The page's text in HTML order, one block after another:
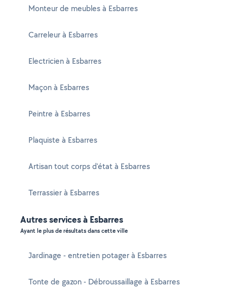
Monteur de meubles à Esbarres
Carreleur à Esbarres
Electricien à Esbarres
Maçon à Esbarres
Peintre à Esbarres
Plaquiste à Esbarres
Artisan tout corps d'état à Esbarres
Terrassier à Esbarres
Autres services à Esbarres
Ayant le plus de résultats dans cette ville
Jardinage - entretien potager à Esbarres
Tonte de gazon - Débroussaillage à Esbarres